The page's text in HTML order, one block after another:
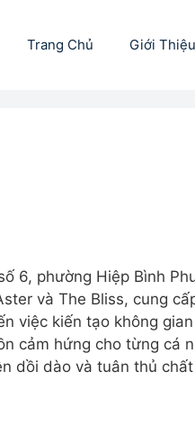
Trang Chủ Giới Thiệu
6, phường Hiệp Bình
và The Bliss, cung
việc kiến tạo không
cảm hứng cho từng cá
dồi dào và tuân thủ